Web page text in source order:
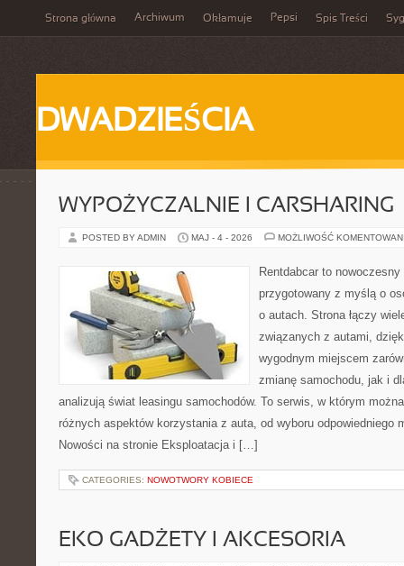
Strona główna Archiwum Okłamuje Pepsi Spis Treści
DWADZIEŚCIA
WYPOŻYCZALNIE I CARSHARING
POSTED BY ADMIN MAJ - 4 - 2026 MOŻLIWOŚĆ
Rentdabcar to
przygotowany z myślą o
o autach. Strona łączy
związanych z autami,
wygodnym miejscem
zmianę samochodu, jak i
analizują świat leasingu samochodów. To serwis, w którym
różnych aspektów korzystania z auta, od wyboru odpowiedniego
Nowości na stronie Eksploatacja i […]
CATEGORIES: NOWOTWORY KOBIECE
EKO GADŻETY I AKCESORIA